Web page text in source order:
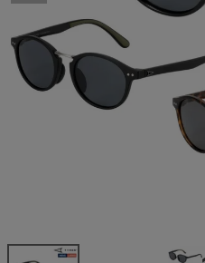
商品が見つからない方はこちら
最近閲覧した商品
OLIVER